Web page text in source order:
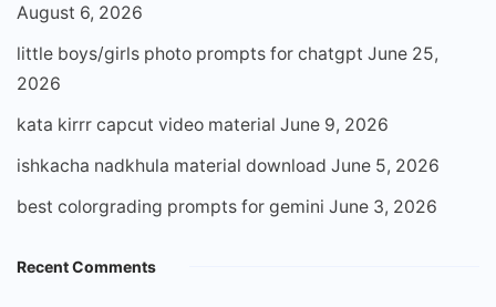
August 6, 2026
little boys/girls photo prompts for chatgpt June 25,
2026
kata kirrr capcut video material June 9, 2026
ishkacha nadkhula material download June 5, 2026
best colorgrading prompts for gemini June 3, 2026
Recent Comments